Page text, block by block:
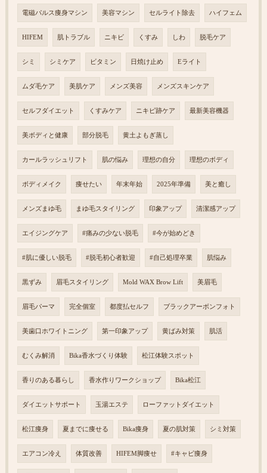
電磁パルス痩身マシン 美容マシン セルライト除去 ハイフェム
HIFEM 肌トラブル ニキビ くすみ しわ 脱毛ケア
シミ シミケア ビタミン 日焼け止め Eライト
ムダ毛ケア 美肌ケア メンズ美容 メンズスキンケア
セルフダイエット くすみケア ニキビ跡ケア 最新美容機器
美ボディと健康 部分脱毛 黄土よもぎ蒸し
カールラッシュリフト 肌の悩み 理想の自分 理想のボディ
ボディメイク 痩せたい 年末年始 2025年準備 美と癒し
メンズまゆ毛 まゆ毛スタイリング 印象アップ 清潔感アップ
エイジングケア #痛みの少ない脱毛 #今が始めどき
#肌に優しい脱毛 #脱毛初心者歓迎 #自己処理卒業 肌悩み
黒ずみ 眉毛スタイリング Mold WAX Brow Lift 美眉毛
眉毛パーマ 完全個室 都度払セルフ ブラックアーボンフォト
美歯口ホワイトニング 第一印象アップ 黄ばみ対策 肌活
むくみ解消 Bika香水づくり体験 松江体験スポット
香りのある暮らし 香水作りワークショップ Bika松江
ダイエットサポート 玉湯エステ ローファットダイエット
松江痩身 夏までに痩せる Bika痩身 夏の肌対策 シミ対策
エアコン冷え 体質改善 HIFEM脚痩せ #キャビ痩身